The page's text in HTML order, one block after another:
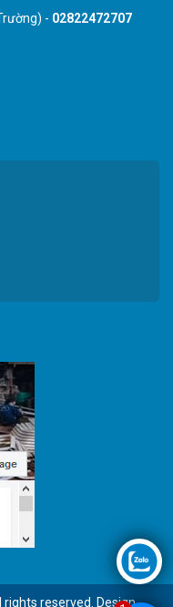
- 02822472707
rights reserved. Design